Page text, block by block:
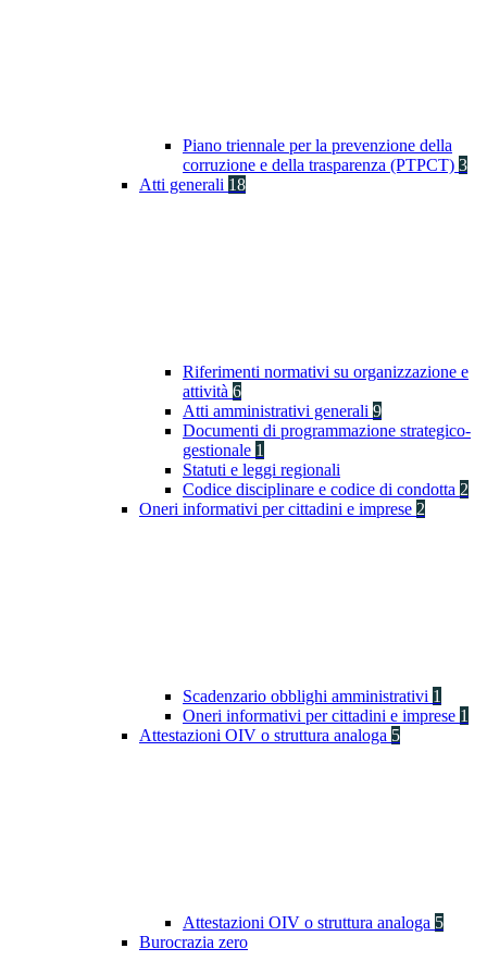
Piano triennale per la prevenzione della
corruzione e della trasparenza (PTPCT) 3
Atti generali 18
Riferimenti normativi su organizzazione e
attività 6
Atti amministrativi generali 9
Documenti di programmazione strategico-
gestionale 1
Statuti e leggi regionali
Codice disciplinare e codice di condotta 2
Oneri informativi per cittadini e imprese 2
Scadenzario obblighi amministrativi 1
Oneri informativi per cittadini e imprese 1
Attestazioni OIV o struttura analoga 5
Attestazioni OIV o struttura analoga 5
Burocrazia zero